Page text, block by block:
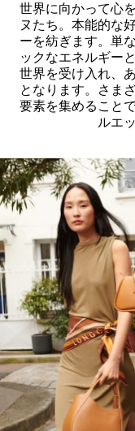
世界に向かって心
ヌたち。本能的な
ーを紡ぎます。単
ックなエネルギー
世界を受け入れ、
となります。さま
要素を集めること
ルエ